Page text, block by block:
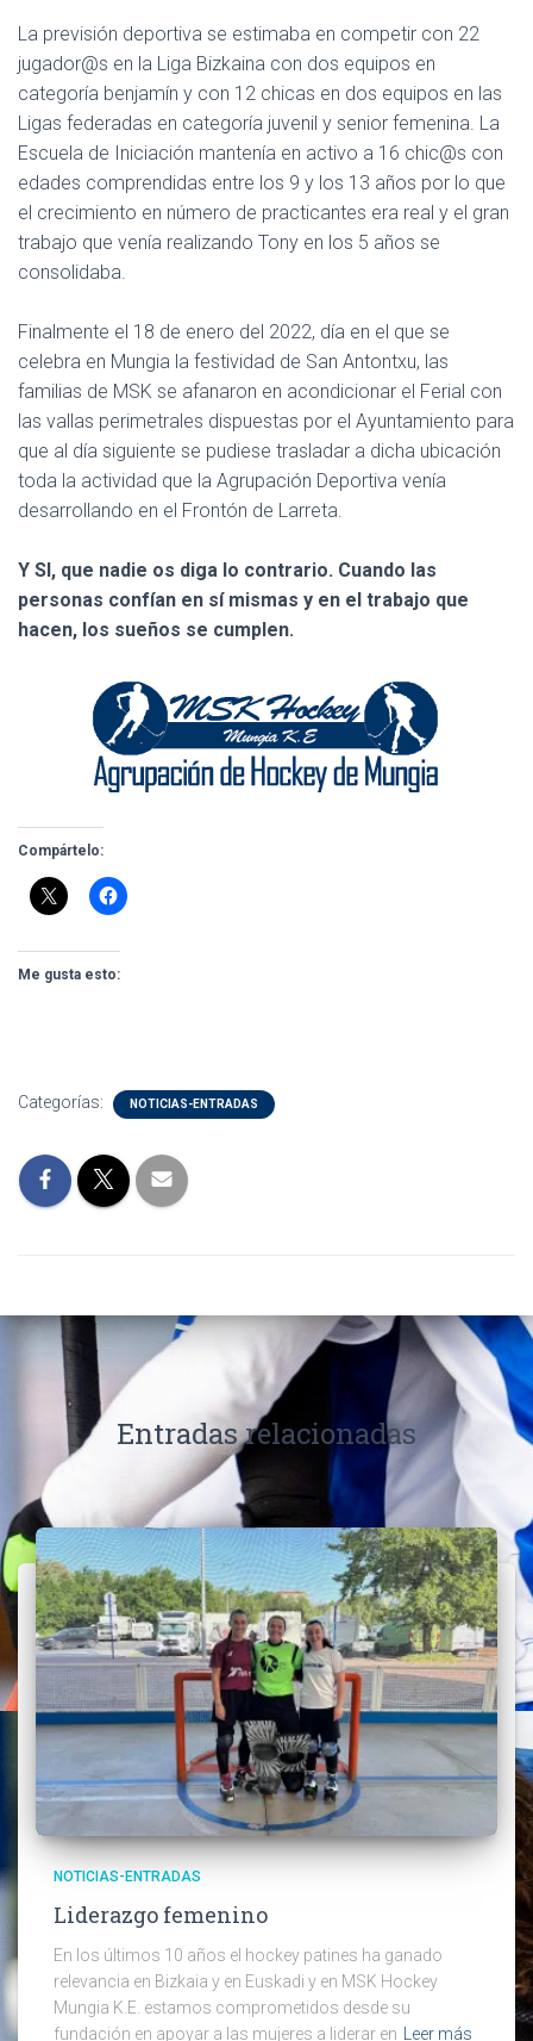
La previsión deportiva se estimaba en competir con 22
jugador@s en la Liga Bizkaina con dos equipos en
categoría benjamín y con 12 chicas en dos equipos en las
Ligas federadas en categoría juvenil y senior femenina. La
Escuela de Iniciación mantenía en activo a 16 chic@s con
edades comprendidas entre los 9 y los 13 años por lo que
el crecimiento en número de practicantes era real y el gran
trabajo que venía realizando Tony en los 5 años se
consolidaba.
Finalmente el 18 de enero del 2022, día en el que se
celebra en Mungia la festividad de San Antontxu, las
familias de MSK se afanaron en acondicionar el Ferial con
las vallas perimetrales dispuestas por el Ayuntamiento para
que al día siguiente se pudiese trasladar a dicha ubicación
toda la actividad que la Agrupación Deportiva venía
desarrollando en el Frontón de Larreta.
Y SI, que nadie os diga lo contrario. Cuando las
personas confían en sí mismas y en el trabajo que
hacen, los sueños se cumplen.
Compártelo:
Me gusta esto:
Categorías: NOTICIAS-ENTRADAS
Entradas relacionadas
NOTICIAS-ENTRADAS
Liderazgo femenino
En los últimos 10 años el hockey patines ha ganado
relevancia en Bizkaia y en Euskadi y en MSK Hockey
Mungia K.E. estamos comprometidos desde su
fundación en apoyar a las mujeres a liderar en
Leer más